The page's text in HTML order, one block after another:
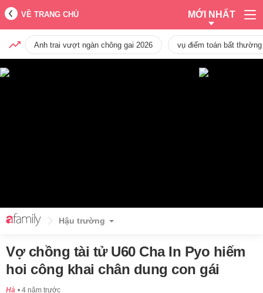
VỀ TRANG CHỦ MỚI NHẤT
Anh trai vượt ngàn chông gai 2026 vụ điểm toán bất
Hậu trường
Vợ chồng tài tử U60 Cha In Pyo hiếm
hoi công khai chân dung con gái
Hà 4 năm trước